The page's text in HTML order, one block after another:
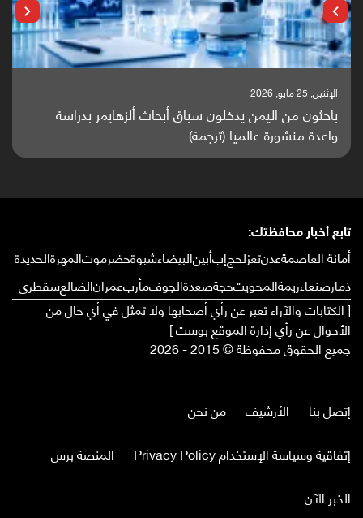
الإثنين, 25 مايو, 2026
باحثون من اليمن يدخلون سباق أبحاث ألزهايمر بدراسة
واعدة منشورة عالميا (ترجمة)
تابع أخبار محافظتك:
أمانة العاصمةعدنتعزلحجإبأبينالبيضاءشبوةحضرموتالمهرةالحديدة
ذمارصنعاءريمةالمحويتحجةصعدةالجوفمأربعمرانالضالعسقطرى
[ الكتابات والآراء تعبر عن رأي أصحابها ولا تمثل في أي حال من
الأحوال عن رأي إدارة الموقع بوست ]
جميع الحقوق محفوظة © 2015 - 2026
إتصل بنا الأرشيف
من نحن
إتفاقية وسياسة الإستخدام Privacy Policy
المنصة برس
الخبر الآن